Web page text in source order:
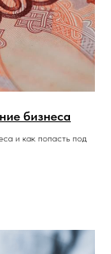
бизнеса
и как попасть под